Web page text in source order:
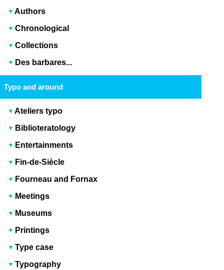
Authors
Chronological
Collections
Des barbares...
Typo and around
Ateliers typo
Biblioteratology
Entertainments
Fin-de-Siècle
Fourneau and Fornax
Meetings
Museums
Printings
Type case
Typography